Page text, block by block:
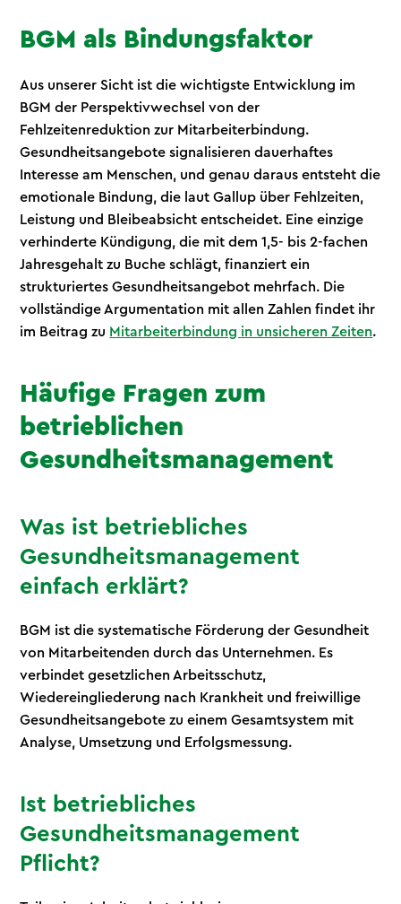
BGM als Bindungsfaktor
Aus unserer Sicht ist die wichtigste Entwicklung im
BGM der Perspektivwechsel von der
Fehlzeitenreduktion zur Mitarbeiterbindung.
Gesundheitsangebote signalisieren dauerhaftes
Interesse am Menschen, und genau daraus entsteht die
emotionale Bindung, die laut Gallup über Fehlzeiten,
Leistung und Bleibeabsicht entscheidet. Eine einzige
verhinderte Kündigung, die mit dem 1,5- bis 2-fachen
Jahresgehalt zu Buche schlägt, finanziert ein
strukturiertes Gesundheitsangebot mehrfach. Die
vollständige Argumentation mit allen Zahlen findet ihr
im Beitrag zu Mitarbeiterbindung in unsicheren Zeiten.
Häufige Fragen zum
betrieblichen
Gesundheitsmanagement
Was ist betriebliches
Gesundheitsmanagement
einfach erklärt?
BGM ist die systematische Förderung der Gesundheit
von Mitarbeitenden durch das Unternehmen. Es
verbindet gesetzlichen Arbeitsschutz,
Wiedereingliederung nach Krankheit und freiwillige
Gesundheitsangebote zu einem Gesamtsystem mit
Analyse, Umsetzung und Erfolgsmessung.
Ist betriebliches
Gesundheitsmanagement
Pflicht?